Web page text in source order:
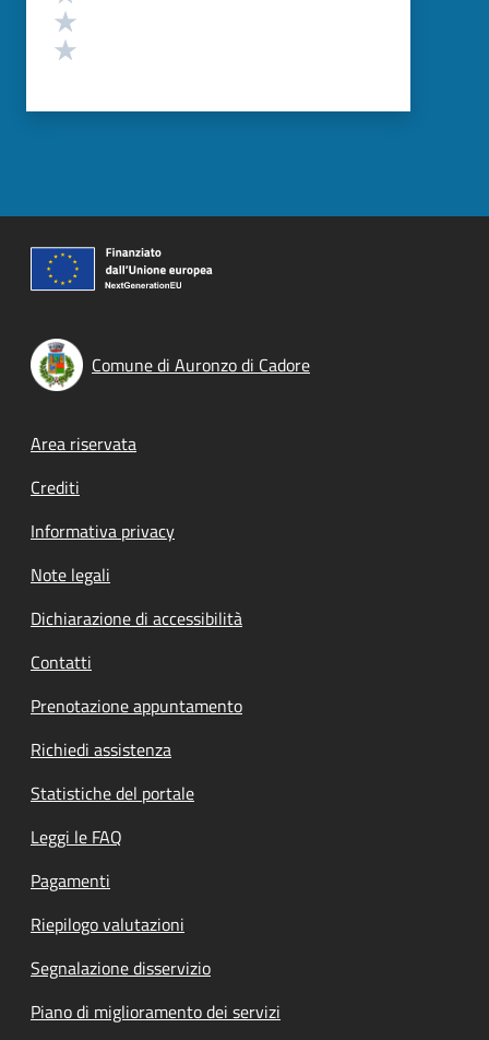
Comune di Auronzo di Cadore
Footer menu
Area riservata
Crediti
Informativa privacy
Note legali
Dichiarazione di accessibilità
Contatti
Prenotazione appuntamento
Richiedi assistenza
Statistiche del portale
Leggi le FAQ
Pagamenti
Riepilogo valutazioni
Segnalazione disservizio
Piano di miglioramento dei servizi